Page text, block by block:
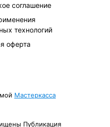
соглашение
технологий
оферта
Мастеркасса
Публикация